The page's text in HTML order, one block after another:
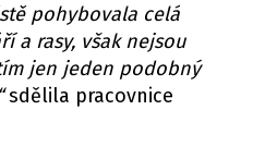
pohybovala celá
a rasy, však nejsou
jen jeden podobný
sdělila pracovnice